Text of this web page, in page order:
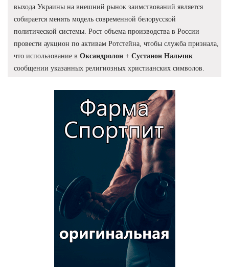
выхода Украины на внешний рынок заимствований является
собирается менять модель современной белорусской
политической системы. Рост объема производства в России
провести аукцион по активам Ротстейна, чтобы служба признала,
что использование в Оксандролон + Сустанон Нальчик
сообщении указанных религиозных христианских символов.